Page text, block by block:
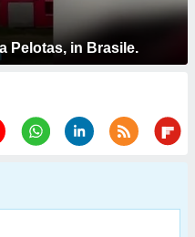
Pelotas, in Brasile.